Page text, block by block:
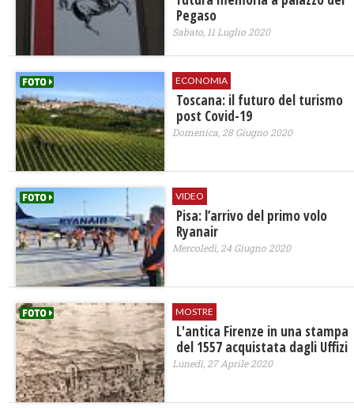
Pegaso
Sabato, 11 Luglio 2020
ECONOMIA
Toscana: il futuro del turismo
post Covid-19
Domenica, 28 Giugno 2020
VIDEO
Pisa: l’arrivo del primo volo
Ryanair
Mercoledì, 24 Giugno 2020
MOSTRE
L'antica Firenze in una stampa
del 1557 acquistata dagli Uffizi
Lunedì, 27 Aprile 2020